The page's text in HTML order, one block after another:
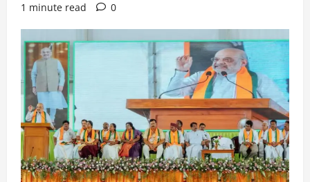
1 minute read
0